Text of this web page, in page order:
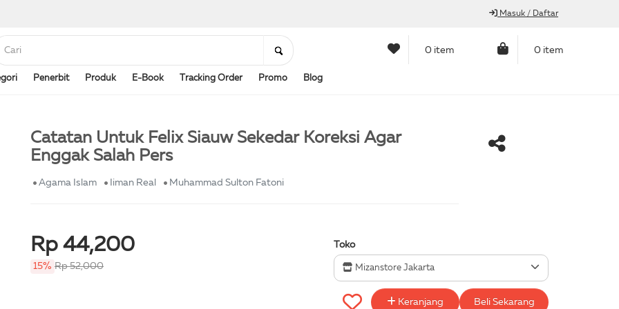
Masuk / Daftar
0 item 0 item
Penerbit Produk E-Book Tracking Order Promo Blog
Catatan Untuk Felix Siauw Sekedar Koreksi Agar
Enggak Salah Pers
Agama Islam Iiman Real Muhammad Sulton Fatoni
Rp 44,200
15% Rp 52,000
Toko
Mizanstore Jakarta
Keranjang Beli Sekarang